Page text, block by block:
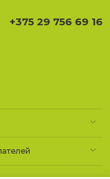
+375 29 756 69 16